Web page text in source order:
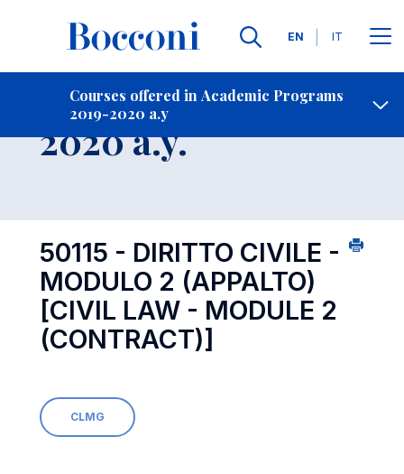
Languages
EN IT
Courses offered in Academic Programs
2019-2020 a.y
Contact Us
Course 2019-
2020 a.y.
50115 - DIRITTO CIVILE -
MODULO 2 (APPALTO)
[CIVIL LAW - MODULE 2
(CONTRACT)]
CLMG